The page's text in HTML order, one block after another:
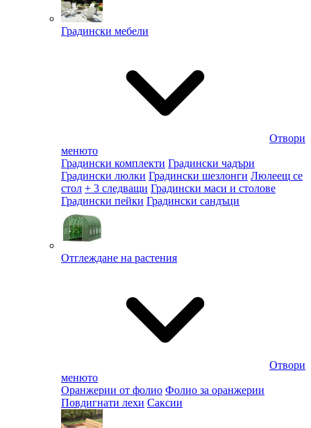
Градински мебели
Отвори
менюто
Градински комплекти Градински чадъри
Градински люлки Градински шезлонги Люлеещ се
стол + 3 следващи Градински маси и столове
Градински пейки Градински сандъци
Отглеждане на растения
Отвори
менюто
Оранжерии от фолио Фолио за оранжерии
Повдигнати лехи Саксии